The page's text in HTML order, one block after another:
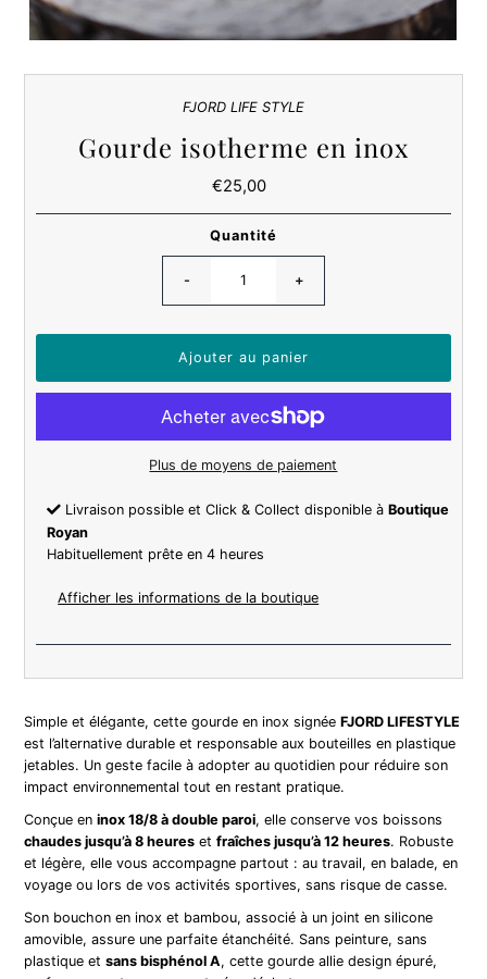
FJORD LIFE STYLE
Gourde isotherme en inox
Prix
€25,00
Quantité
- +
Plus de moyens de paiement
Livraison possible et Click & Collect disponible àBoutique
Royan
Habituellement prête en 4 heures
Afficher les informations de la boutique
Simple et élégante, cette gourde en inox signéeFJORD LIFESTYLE
est l’alternative durable et responsable aux bouteilles en plastique
jetables. Un geste facile à adopter au quotidien pour réduire son
impact environnemental tout en restant pratique.
Conçue eninox 18/8 à double paroi, elle conserve vos boissons
chaudes jusqu’à 8 heures etfraîches jusqu’à 12 heures. Robuste
et légère, elle vous accompagne partout : au travail, en balade, en
voyage ou lors de vos activités sportives, sans risque de casse.
Son bouchon en inox et bambou, associé à un joint en silicone
amovible, assure une parfaite étanchéité. Sans peinture, sans
plastique etsans bisphénol A, cette gourde allie design épuré,